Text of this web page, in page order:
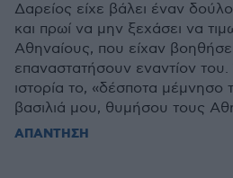
Δαρείος είχε βάλει έναν
και πρωί να μην ξεχάσει να
Αθηναίους, που είχαν
επαναστατήσουν εναντίον του.
ιστορία το, «δέσποτα μέμνησο
βασιλιά μου, θυμήσου τους
ΑΠΑΝΤΗΣΗ